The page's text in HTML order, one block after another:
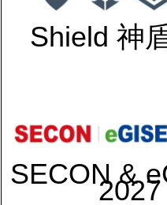
Shield 神
SECON &
2027